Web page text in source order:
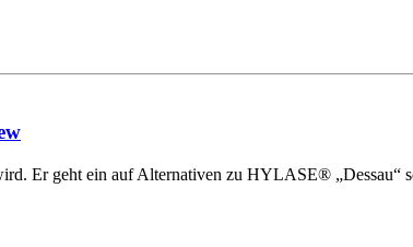
Er geht ein auf Alternativen zu HYLASE® „Dessau“